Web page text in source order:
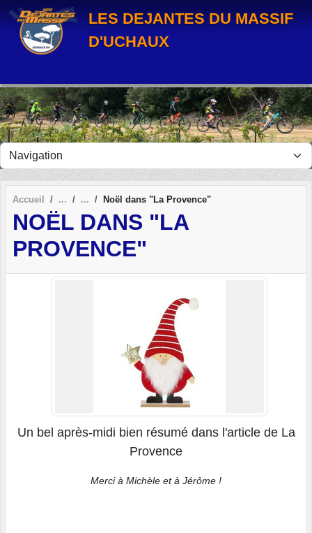
LES DEJANTES DU MASSIF
D'UCHAUX
Accueil Noël dans "La Provence"
NOËL DANS "LA
PROVENCE"
Un bel après-midi bien résumé dans l'article de La
Provence
Merci à Michèle et à Jérôme !
Panneau de gestion des cookies